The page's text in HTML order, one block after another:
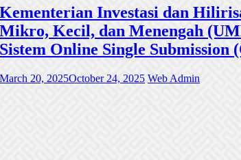
Kementerian Investasi dan
Mikro, Kecil, dan Menengah
Sistem Online Single Submission
March 20, 2025October 24, 2025 Web Admin